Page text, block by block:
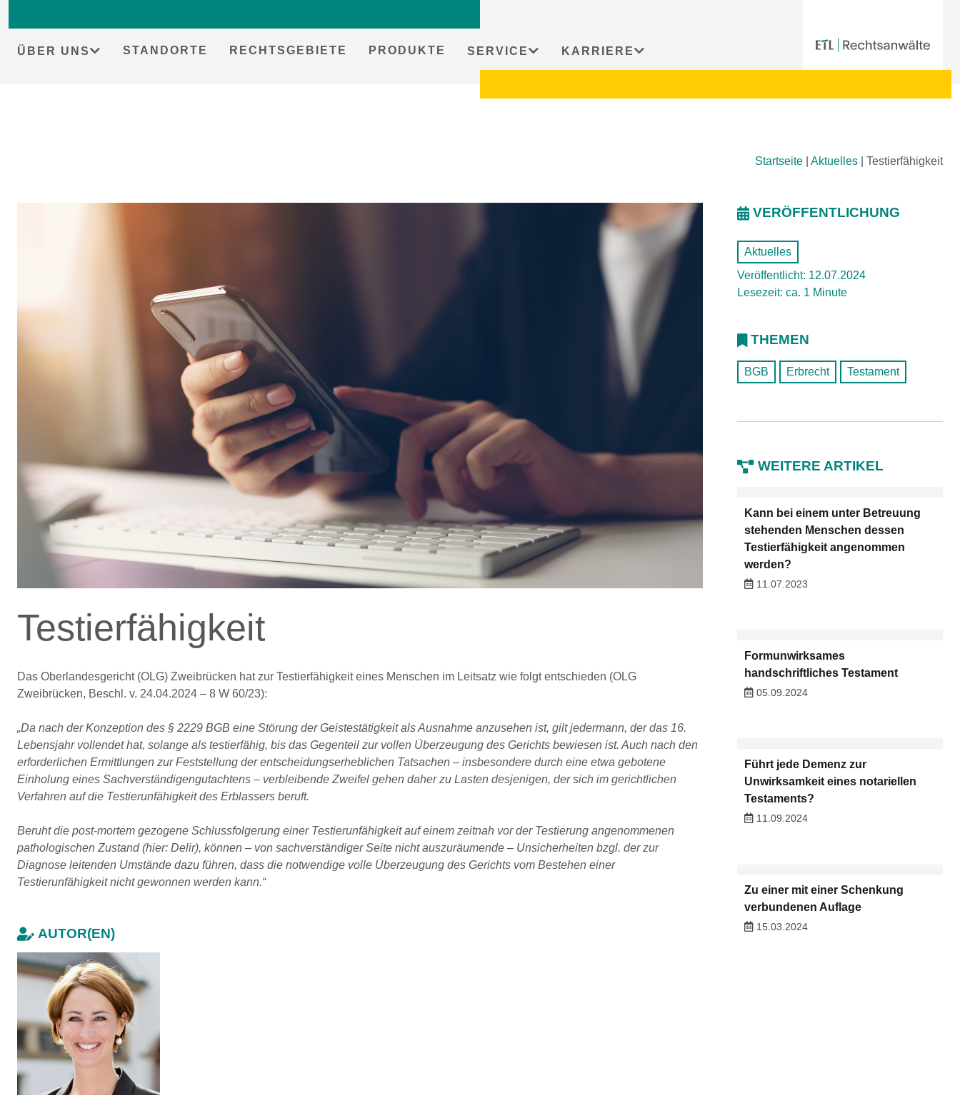
ÜBER UNS STANDORTE RECHTSGEBIETE PRODUKTE SERVICE KARRIERE
Startseite Aktuelles Testierfähigkeit
Testierfähigkeit
Das Oberlandesgericht (OLG) Zweibrücken hat zur Testierfähigkeit eines Menschen im Leitsatz wie folgt entschieden (OLG
Zweibrücken, Beschl. v. 24.04.2024 – 8 W 60/23):
„Da nach der Konzeption des § 2229 BGB eine Störung der Geistestätigkeit als Ausnahme anzusehen ist, gilt jedermann, der das 16.
Lebensjahr vollendet hat, solange als testierfähig, bis das Gegenteil zur vollen Überzeugung des Gerichts bewiesen ist. Auch nach den
erforderlichen Ermittlungen zur Feststellung der entscheidungserheblichen Tatsachen – insbesondere durch eine etwa gebotene
Einholung eines Sachverständigengutachtens – verbleibende Zweifel gehen daher zu Lasten desjenigen, der sich im gerichtlichen
Verfahren auf die Testierunfähigkeit des Erblassers beruft.
Beruht die post-mortem gezogene Schlussfolgerung einer Testierunfähigkeit auf einem zeitnah vor der Testierung angenommenen
pathologischen Zustand (hier: Delir), können – von sachverständiger Seite nicht auszuräumende – Unsicherheiten bzgl. der zur
Diagnose leitenden Umstände dazu führen, dass die notwendige volle Überzeugung des Gerichts vom Bestehen einer
Testierunfähigkeit nicht gewonnen werden kann.“
AUTOR(EN)
VERÖFFENTLICHUNG
Aktuelles
Veröffentlicht: 12.07.2024
Lesezeit: ca. 1 Minute
THEMEN
BGB Erbrecht Testament
WEITERE ARTIKEL
Kann bei einem unter Betreuung
stehenden Menschen dessen
Testierfähigkeit angenommen
werden?
11.07.2023
Formunwirksames
handschriftliches Testament
05.09.2024
Führt jede Demenz zur
Unwirksamkeit eines notariellen
Testaments?
11.09.2024
Zu einer mit einer Schenkung
verbundenen Auflage
15.03.2024